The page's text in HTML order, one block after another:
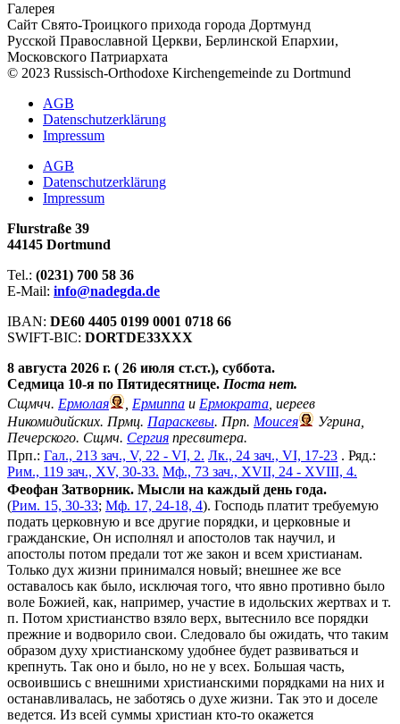
Галерея
Сайт Свято-Троицкого прихода города Дортмунд
Русской Православной Церкви, Берлинской Епархии,
Московского Патриархата
© 2023 Russisch-Orthodoxe Kirchengemeinde zu Dortmund
АGB
Datenschutzerklärung
Impressum
АGB
Datenschutzerklärung
Impressum
Flurstraße 39
44145 Dortmund
Tel.: (0231) 700 58 36
E-Mail: info@nadegda.de
IBAN: DE60 4405 0199 0001 0718 66
SWIFT-BIC: DORTDE33XXX
8 августа 2026 г. ( 26 июля ст.ст.), суббота.
Седмица 10-я по Пятидесятнице. Поста нет.
Сщмчч. Ермолая Ермиппа и Ермократа , иереев
Никомидийских. Прмц. Параскевы. Прп. Моисея
Угрина,
Печерского. Сщмч. Сергия пресвитера.
Прп.: Гал., 213 зач., V, 22 - VI, 2. Лк., 24 зач., VI, 17-23 . Ряд.:
Рим., 119 зач., XV, 30-33. Мф., 73 зач., XVII, 24 - XVIII, 4.
Феофан Затворник. Мысли на каждый день года.
(Рим. 15, 30-33; Мф. 17, 24-18, 4). Господь платит требуемую
подать церковную и все другие порядки, и церковные и
гражданские, Он исполнял и апостолов так научил, и
апостолы потом предали тот же закон и всем христианам.
Только дух жизни принимался новый; внешнее же все
оставалось как было, исключая того, что явно противно было
воле Божией, как, например, участие в идольских жертвах и т.
п. Потом христианство взяло верх, вытеснило все порядки
прежние и водворило свои. Следовало бы ожидать, что таким
образом духу христианскому удобнее будет развиваться и
крепнуть. Так оно и было, но не у всех. Большая часть,
освоившись с внешними христианскими порядками на них и
останавливалась, не заботясь о духе жизни. Так это и доселе
ведется. Из всей суммы христиан кто-то окажется